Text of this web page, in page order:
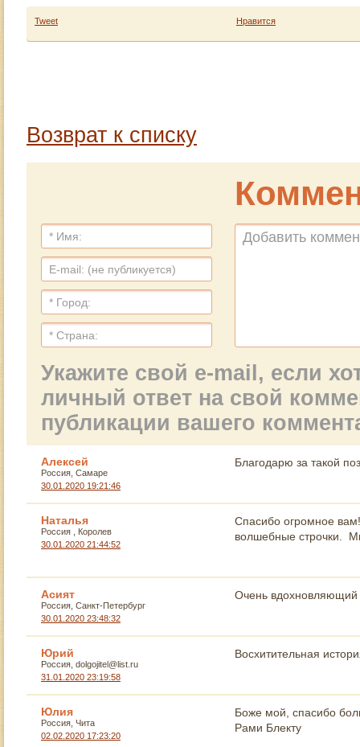
Tweet Нравится
Возврат к списку
Укажите свой e-mail, если
личный ответ на свой
публикации вашего
Алексей
Россия, Самаре
30.01.2020 19:21:46
Благодарю за такой
Наталья
Россия , Королев
30.01.2020 21:44:52
Спасибо огромное
волшебные строчки.
Асият
Россия, Санкт-Петербург
30.01.2020 23:48:32
Очень вдохновляющий
Юрий
Россия, dolgojitel@list.ru
31.01.2020 23:19:58
Восхитительная
Юлия
Россия, Чита
02.02.2020 17:23:20
Боже мой, спасибо
Рами Блекту